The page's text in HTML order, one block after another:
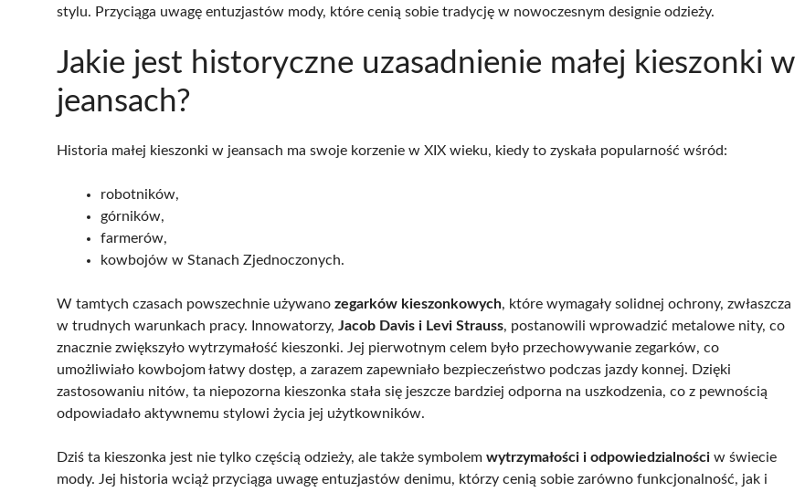
stylu. Przyciąga uwagę entuzjastów mody, które cenią sobie tradycję w nowoczesnym designie odzieży.
Jakie jest historyczne uzasadnienie małej kieszonki w
jeansach?
Historia małej kieszonki w jeansach ma swoje korzenie w XIX wieku, kiedy to zyskała popularność wśród:
robotników,
górników,
farmerów,
kowbojów w Stanach Zjednoczonych.
W tamtych czasach powszechnie używano zegarków kieszonkowych, które wymagały solidnej ochrony, zwłaszcza
w trudnych warunkach pracy. Innowatorzy, Jacob Davis i Levi Strauss, postanowili wprowadzić metalowe nity, co
znacznie zwiększyło wytrzymałość kieszonki. Jej pierwotnym celem było przechowywanie zegarków, co
umożliwiało kowbojom łatwy dostęp, a zarazem zapewniało bezpieczeństwo podczas jazdy konnej. Dzięki
zastosowaniu nitów, ta niepozorna kieszonka stała się jeszcze bardziej odporna na uszkodzenia, co z pewnością
odpowiadało aktywnemu stylowi życia jej użytkowników.
Dziś ta kieszonka jest nie tylko częścią odzieży, ale także symbolem wytrzymałości i odpowiedzialności w świecie
mody. Jej historia wciąż przyciąga uwagę entuzjastów denimu, którzy cenią sobie zarówno funkcjonalność, jak i